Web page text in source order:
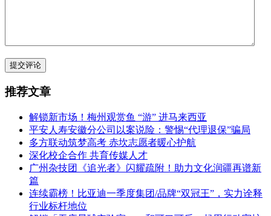
提交评论
推荐文章
解锁新市场！梅州观赏鱼 “游” 进马来西亚
平安人寿安徽分公司以案说险：警惕“代理退保”骗局
多方联动筑梦高考 赤坎志愿者暖心护航
深化校企合作 共育传媒人才
广州杂技团《追光者》闪耀疏附！助力文化润疆再谱新
篇
连续霸榜！比亚迪一季度集团/品牌“双冠王”，实力诠释
行业标杆地位